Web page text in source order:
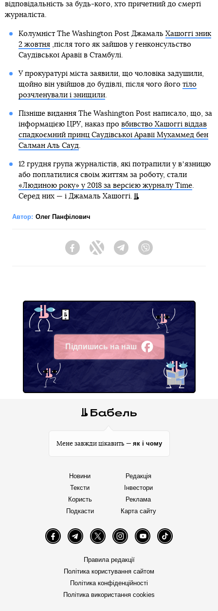
відповідальність за будь-кого, хто причетний до смерті
журналіста.
Колумніст The Washington Post Джамаль Хашоггі зник
2 жовтня,після того як зайшов у генконсульство
Саудівської Аравії в Стамбулі.
У прокуратурі міста заявили, що чоловіка задушили,
щойно він увійшов до будівлі, після чого його тіло
розчленували і знищили.
Пізніше видання The Washington Post написало, що, за
інформацією ЦРУ, наказ про вбивство Хашоггі віддав
спадкоємний принц Саудівської Аравії Мухаммед бен
Салман Аль Сауд.
12 грудня група журналістів, які потрапили у вʼязницю
або поплатилися своїм життям за роботу, стали
«Людиною року» у 2018 за версією журналу Time.
Серед них — і Джамаль Хашоггі.
Автор: Олег Панфілович
FacebookTwitter Telegram
Підпишись на наш
Facebook
Мене завжди цікавить — як і чому
Новини
Тексти
Користь
Подкасти
Редакція
Інвестори
Реклама
Карта сайту
FacebookTelegramTwitter InstagramYouTube TikTok
Правила редакції
Політика користування сайтом
Політика конфіденційності
Політика використання cookies